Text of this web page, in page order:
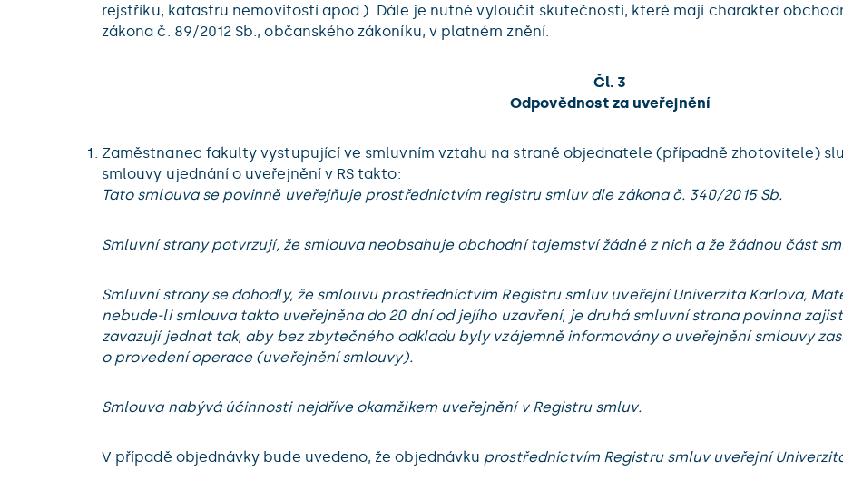
rejstříku, katastru nemovitostí apod.). Dále je nutné vyloučit skutečnosti, které mají charakter
zákona č. 89/2012 Sb., občanského zákoníku, v platném znění.
Čl. 3
Odpovědnost za uveřejnění
Zaměstnanec fakulty vystupující ve smluvním vztahu na straně objednatele (případně zhotovitele)
smlouvy ujednání o uveřejnění v RS takto:
Tato smlouva se povinně uveřejňuje prostřednictvím registru smluv dle zákona č. 340/2015 Sb.
Smluvní strany potvrzují, že smlouva neobsahuje obchodní tajemství žádné z nich a že žádnou část
Smluvní strany se dohodly, že smlouvu prostřednictvím Registru smluv uveřejní Univerzita Karlova,
nebude-li smlouva takto uveřejněna do 20 dní od jejího uzavření, je druhá smluvní strana povinna
zavazují jednat tak, aby bez zbytečného odkladu byly vzájemně informovány o uveřejnění smlouvy
o provedení operace (uveřejnění smlouvy).
Smlouva nabývá účinnosti nejdříve okamžikem uveřejnění v Registru smluv.
V případě objednávky bude uvedeno, že objednávku prostřednictvím Registru smluv uveřejní